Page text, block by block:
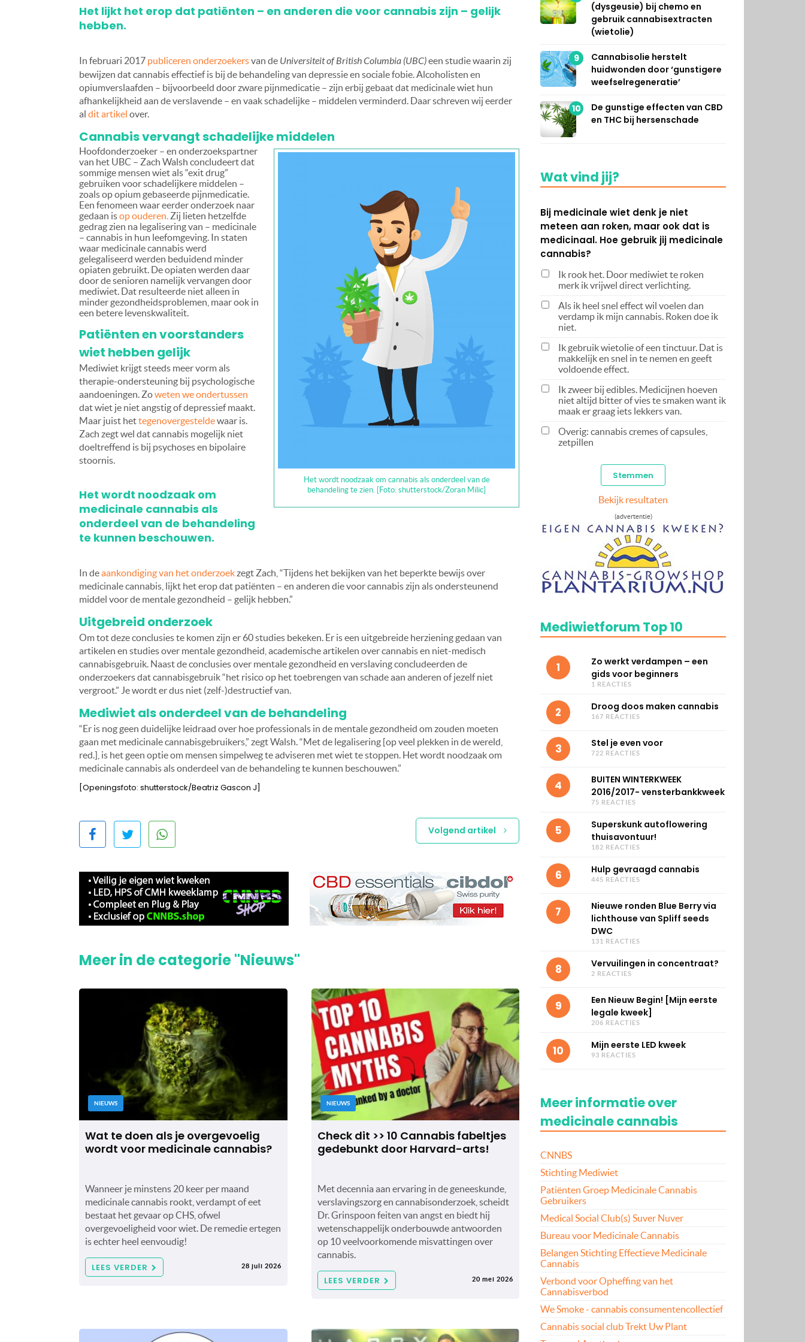
Het lijkt het erop dat patiënten – en anderen die voor cannabis zijn – gelijk
hebben.
In februari 2017 publiceren onderzoekersvan de Universiteit of British Columbia (UBC)een studie waarin zij
bewijzen dat cannabis effectief is bij de behandeling van depressie en sociale fobie. Alcoholisten en
opiumverslaafden – bijvoorbeeld door zware pijnmedicatie – zijn erbij gebaat dat medicinale wiet hun
afhankelijkheid aan de verslavende – en vaak schadelijke – middelen verminderd. Daar schreven wij eerder
al dit artikel over.
Cannabis vervangt schadelijke middelen
Het wordt noodzaak om cannabis als onderdeel van de
behandeling te zien. [Foto: shutterstock/Zoran Milic]
Hoofdonderzoeker – en onderzoekspartner
van het UBC – Zach Walsh concludeert dat
sommige mensen wiet als “exit drug”
gebruiken voor schadelijkere middelen –
zoals op opium gebaseerde pijnmedicatie.
Een fenomeen waar eerder onderzoek naar
gedaan isop ouderen. Zij lieten hetzelfde
gedrag zien na legalisering van – medicinale
– cannabis in hun leefomgeving. In staten
waar medicinale cannabis werd
gelegaliseerd werden beduidend minder
opiaten gebruikt. De opiaten werden daar
door de senioren namelijk vervangen door
mediwiet. Dat resulteerde niet alleen in
minder gezondheidsproblemen, maar ook in
een betere levenskwaliteit.
Patiënten en voorstanders
wiet hebben gelijk
Mediwiet krijgt steeds meer vorm als
therapie-ondersteuning bij psychologische
aandoeningen. Zoweten we ondertussen
dat wiet je niet angstig of depressief maakt.
Maar juist hettegenovergesteldewaar is.
Zach zegt wel dat cannabis mogelijk niet
doeltreffend is bij psychoses en bipolaire
stoornis.
Het wordt noodzaak om
medicinale cannabis als
onderdeel van de behandeling
te kunnen beschouwen.
In deaankondiging van het onderzoekzegt Zach, “Tijdens het bekijken van het beperkte bewijs over
medicinale cannabis, lijkt het erop dat patiënten – en anderen die voor cannabis zijn als ondersteunend
middel voor de mentale gezondheid – gelijk hebben.”
Uitgebreid onderzoek
Om tot deze conclusies te komen zijn er 60 studies bekeken. Er is een uitgebreide herziening gedaan van
artikelen en studies over mentale gezondheid, academische artikelen over cannabis en niet-medisch
cannabisgebruik. Naast de conclusies over mentale gezondheid en verslaving concludeerden de
onderzoekers dat cannabisgebruik “het risico op het toebrengen van schade aan anderen of jezelf niet
vergroot.” Je wordt er dus niet (zelf-)destructief van.
Mediwiet als onderdeel van de behandeling
“Er is nog geen duidelijke leidraad over hoe professionals in de mentale gezondheid om zouden moeten
gaan met medicinale cannabisgebruikers,” zegt Walsh. “Met de legalisering [op veel plekken in de wereld,
red.], is het geen optie om mensen simpelweg te adviseren met wiet te stoppen. Het wordt noodzaak om
medicinale cannabis als onderdeel van de behandeling te kunnen beschouwen.”
[Openingsfoto: shutterstock/Beatriz Gascon J]
Volgend artikel
Meer in de categorie "Nieuws"
NIEUWS
Wat te doen als je overgevoelig
wordt voor medicinale cannabis?
Wanneer je minstens 20 keer per maand
medicinale cannabis rookt, verdampt of eet
bestaat het gevaar op CHS, ofwel
overgevoeligheid voor wiet. De remedie ertegen
is echter heel eenvoudig!
LEES VERDER 28 juli 2026
NIEUWS
Check dit >> 10 Cannabis fabeltjes
gedebunkt door Harvard-arts!
Met decennia aan ervaring in de geneeskunde,
verslavingszorg en cannabisonderzoek, scheidt
Dr. Grinspoon feiten van angst en biedt hij
wetenschappelijk onderbouwde antwoorden
op 10 veelvoorkomende misvattingen over
cannabis.
LEES VERDER 20 mei 2026
(dysgeusie) bij chemo en
gebruik cannabisextracten
(wietolie)
9
Cannabisolie herstelt
huidwonden door ‘gunstigere
weefselregeneratie’
10
De gunstige effecten van CBD
en THC bij hersenschade
Wat vind jij?
Bij medicinale wiet denk je niet
meteen aan roken, maar ook dat is
medicinaal. Hoe gebruik jij medicinale
cannabis?
Ik rook het. Door mediwiet te roken
merk ik vrijwel direct verlichting.
Als ik heel snel effect wil voelen dan
verdamp ik mijn cannabis. Roken doe ik
niet.
Ik gebruik wietolie of een tinctuur. Dat is
makkelijk en snel in te nemen en geeft
voldoende effect.
Ik zweer bij edibles. Medicijnen hoeven
niet altijd bitter of vies te smaken want ik
maak er graag iets lekkers van.
Overig: cannabis cremes of capsules,
zetpillen
Bekijk resultaten
(advertentie)
Mediwietforum Top 10
1
Zo werkt verdampen – een
gids voor beginners
1 REACTIES
2 Droog doos maken cannabis
167 REACTIES
3 Stel je even voor
722 REACTIES
4
BUITEN WINTERKWEEK
2016/2017- vensterbankkweek
75 REACTIES
5
Superskunk autoflowering
thuisavontuur!
182 REACTIES
6 Hulp gevraagd cannabis
445 REACTIES
7
Nieuwe ronden Blue Berry via
lichthouse van Spliff seeds
DWC
131 REACTIES
8 Vervuilingen in concentraat?
2 REACTIES
9
Een Nieuw Begin! [Mijn eerste
legale kweek]
206 REACTIES
10 Mijn eerste LED kweek
93 REACTIES
Meer informatie over
medicinale cannabis
CNNBS
Stichting Mediwiet
Patiënten Groep Medicinale Cannabis
Gebruikers
Medical Social Club(s) Suver Nuver
Bureau voor Medicinale Cannabis
Belangen Stichting Effectieve Medicinale
Cannabis
Verbond voor Opheffing van het
Cannabisverbod
We Smoke - cannabis consumentencollectief
Cannabis social club Trekt Uw Plant